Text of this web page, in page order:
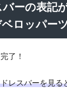
ーの表記
ロッパー
了！
レスバーを見る